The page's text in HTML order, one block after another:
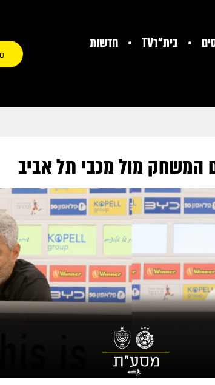
בית"רTV
חדשות
0
המשחק מול מכבי תל אביב